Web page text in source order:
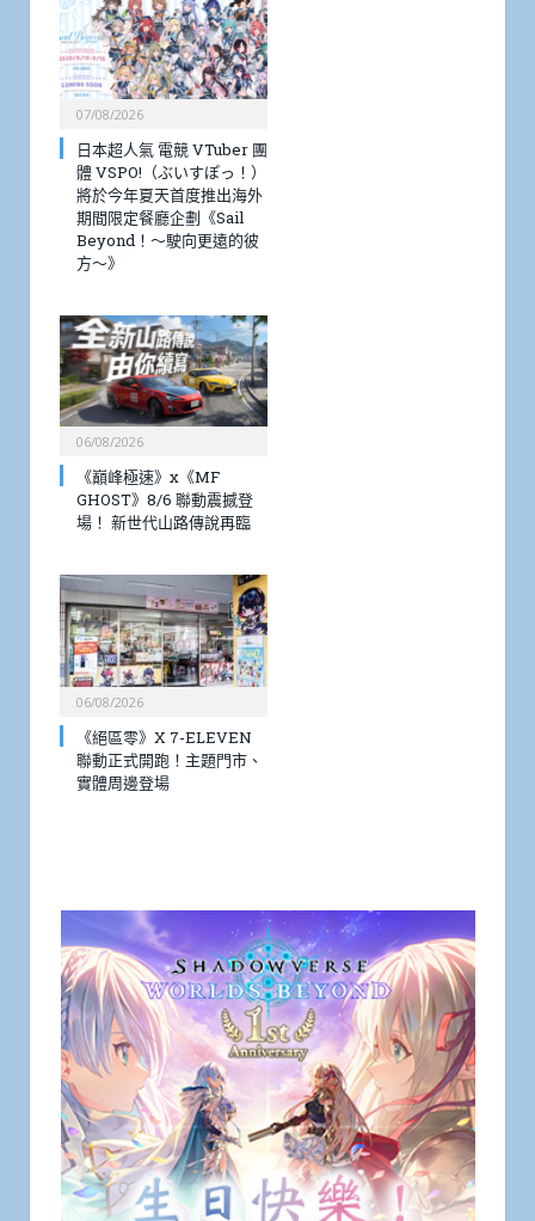
07/08/2026
日本超人氣 電競 VTuber 團
體 VSPO!（ぶいすぽっ！）
將於今年夏天首度推出海外
期間限定餐廳企劃《Sail
Beyond！～駛向更遠的彼
方～》
06/08/2026
《巔峰極速》x《MF
GHOST》8/6 聯動震撼登
場！ 新世代山路傳說再臨
06/08/2026
《絕區零》X 7-ELEVEN
聯動正式開跑！主題門市、
實體周邊登場